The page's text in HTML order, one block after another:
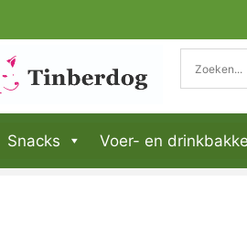
Snacks Voer- en